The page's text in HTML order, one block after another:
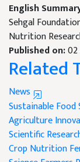
English
Sehgal
Nutrition
Published on:02
Related
News
Sustainable Food
Agriculture
Scientific
Crop Nutrition